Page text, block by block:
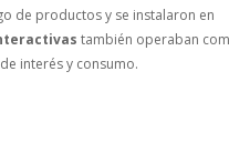
de productos y se instalaron en
también operaban
interés y consumo.